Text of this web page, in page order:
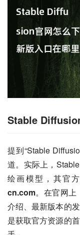
Stable
提到“Stable
道。实际上，
绘画模型，其官
cn.com。在官网上
介绍、最新版本的
是获取官方资源的